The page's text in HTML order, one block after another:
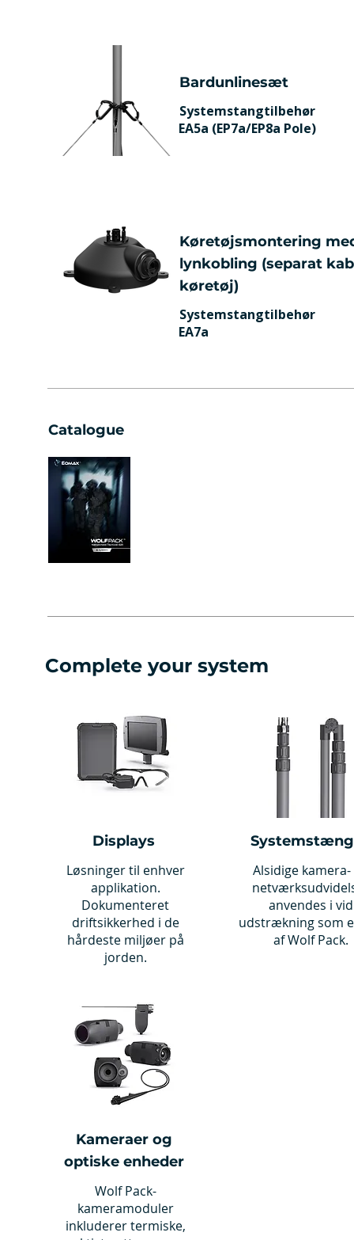
Bardunlinesæt
Systemstangtilbehør
EA5a (EP7a/EP8a Pole)
Køretøjsmontering
lynkobling (separat
køretøj)
Systemstangtilbehør
EA7a
Catalogue
Complete your system
Displays
Løsninger til enhver
applikation.
Dokumenteret
driftsikkerhed i de
hårdeste miljøer på
jorden.
Kameraer og
optiske enheder
Wolf Pack-
kameramoduler
inkluderer termiske,
Alsidige kamera-
anvendes i vid
udstrækning som
af Wolf Pack.